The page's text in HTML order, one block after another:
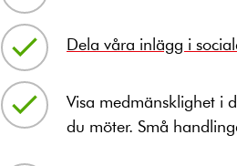
Dela våra inlägg i
Visa medmänsklighet i
du möter. Små